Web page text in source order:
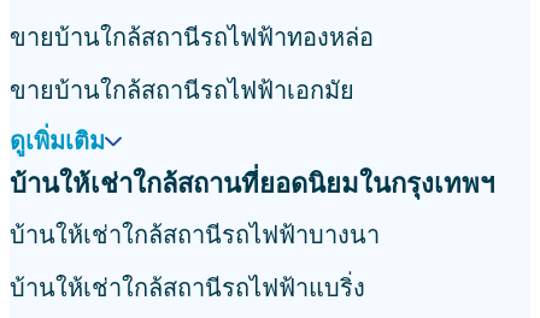
ขายบ้านใกล้สถานีรถไฟฟ้าทองหล่อ
ขายบ้านใกล้สถานีรถไฟฟ้าเอกมัย
ดูเพิ่มเติม
บ้านให้เช่าใกล้สถานที่ยอดนิยมในกรุงเทพฯ
บ้านให้เช่าใกล้สถานีรถไฟฟ้าบางนา
บ้านให้เช่าใกล้สถานีรถไฟฟ้าแบริ่ง